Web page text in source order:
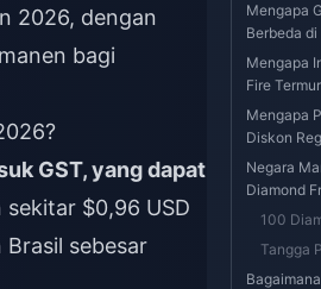
2026, dengan
bagi
GST, yang dapat
$0,96 USD
sebesar
Mengapa
Berbeda
Mengapa
Fire
Mengapa
Diskon
Negara
Diamond
100
Tangga